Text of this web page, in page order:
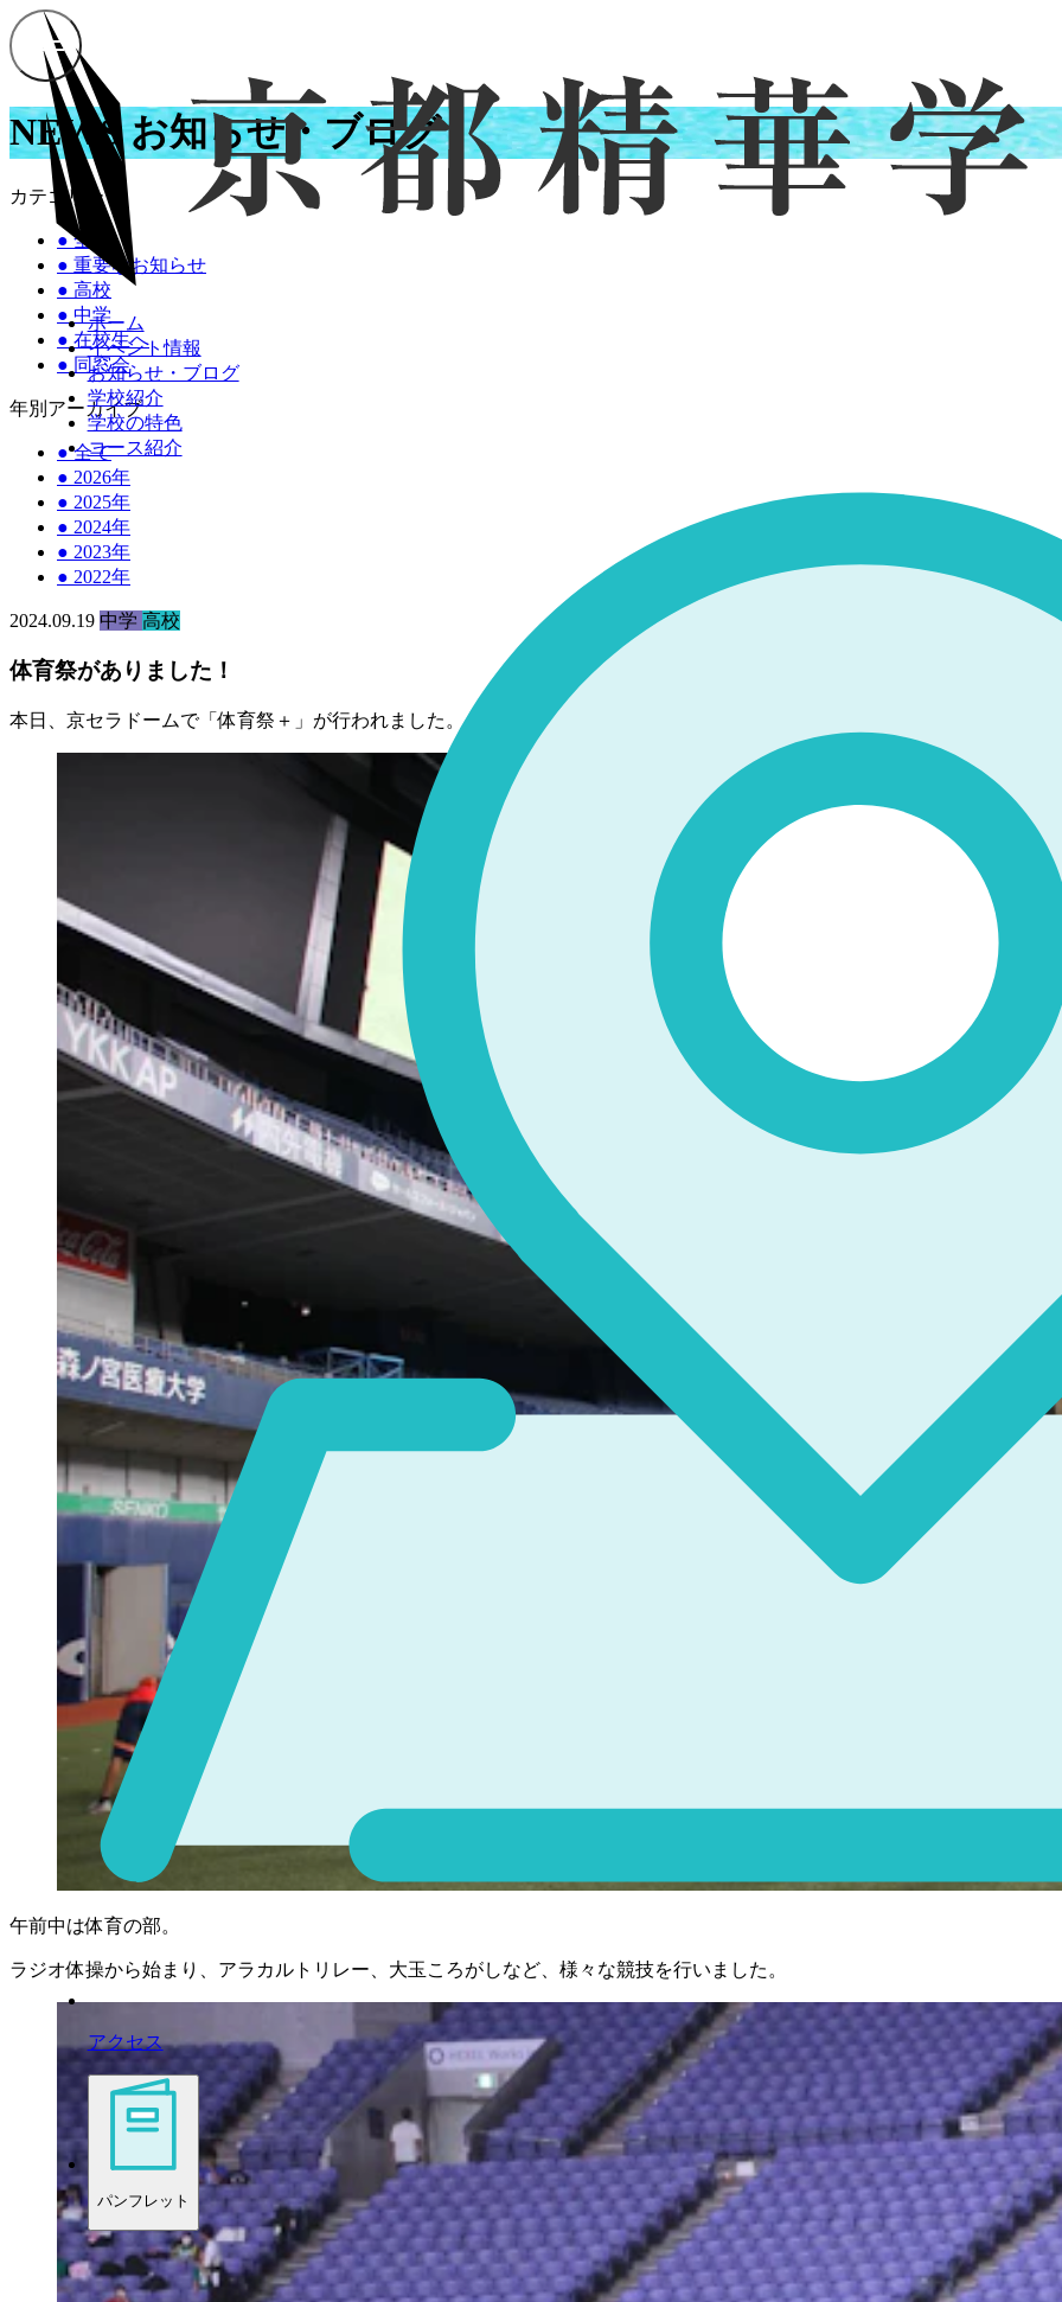
ホーム
イベント情報
お知らせ・ブログ
学校紹介
学校の特色
コース紹介
アクセス
パンフレット
NEWS お知らせ・ブログ
カテゴリー
●全て
● 重要なお知らせ
● 高校
● 中学
● 在校生へ
● 同窓会
年別アーカイブ
●全て
● 2026年
● 2025年
● 2024年
● 2023年
● 2022年
2024.09.19 中学 高校
体育祭がありました！
本日、京セラドームで「体育祭＋」が行われました。
午前中は体育の部。
ラジオ体操から始まり、アラカルトリレー、大玉ころがしなど、様々な競技を行いました。